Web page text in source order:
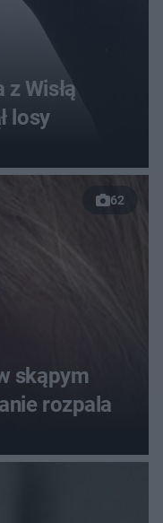
Wisłą
losy
62
skąpym
rozpala